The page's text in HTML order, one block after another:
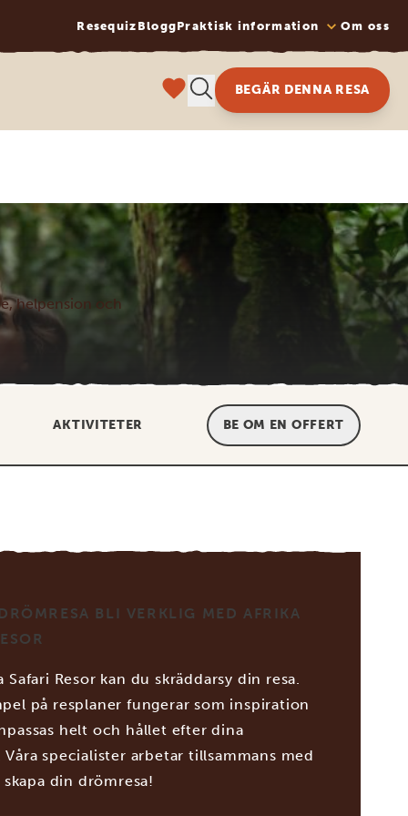
Resequiz BloggPraktisk information Om oss
BEGÄR DENNA RESA
helpension och
AKTIVITETER BE OM EN OFFERT
BLI VERKLIG MED AFRIKA
Safari Resor kan du skräddarsy din resa.
på resplaner fungerar som inspiration
helt och hållet efter dina
Våra specialister arbetar tillsammans med
din drömresa!